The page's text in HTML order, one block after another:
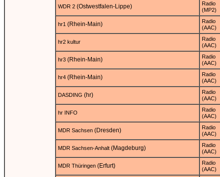
WDR 2 (Ostwestfalen-Lippe)
Radio
(MP2)
hr1 (Rhein-Main)
Radio
(AAC)
hr2 kultur
Radio
(AAC)
hr3 (Rhein-Main)
Radio
(AAC)
hr4 (Rhein-Main)
Radio
(AAC)
DASDING (hr)
Radio
(AAC)
hr INFO
Radio
(AAC)
MDR Sachsen (Dresden)
Radio
(AAC)
MDR Sachsen-Anhalt (Magdeburg)
Radio
(AAC)
MDR Thüringen (Erfurt)
Radio
(AAC)